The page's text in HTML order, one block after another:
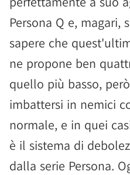
Persona Q e, magari,
sapere che
ne propone ben
quello più basso,
imbattersi in nemici
normale, e in quei
è il sistema di
dalla serie Persona.